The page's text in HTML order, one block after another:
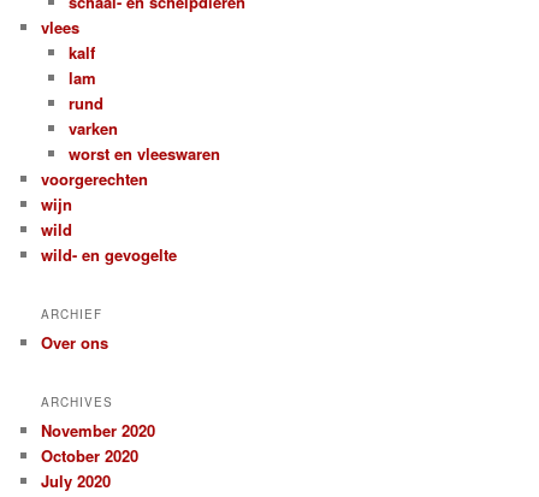
vlees
kalf
lam
rund
varken
worst en vleeswaren
voorgerechten
wijn
wild
wild- en gevogelte
ARCHIEF
Over ons
ARCHIVES
November 2020
October 2020
July 2020